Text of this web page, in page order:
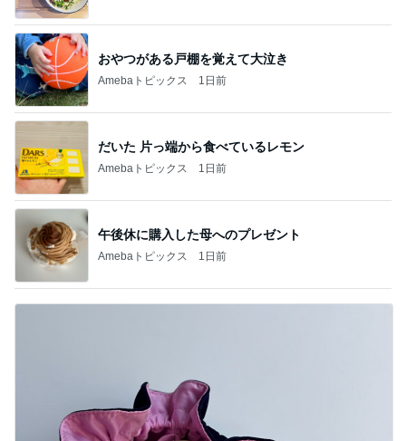
おやつがある戸棚を覚えて大泣き
Amebaトピックス 1日前
だいた 片っ端から食べているレモン
Amebaトピックス 1日前
午後休に購入した母へのプレゼント
Amebaトピックス 1日前